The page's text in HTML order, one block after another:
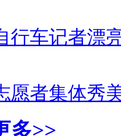
行车记者漂
愿者集体秀
多>>